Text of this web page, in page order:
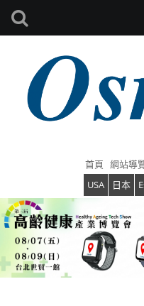
首頁 網站導
USA
日本